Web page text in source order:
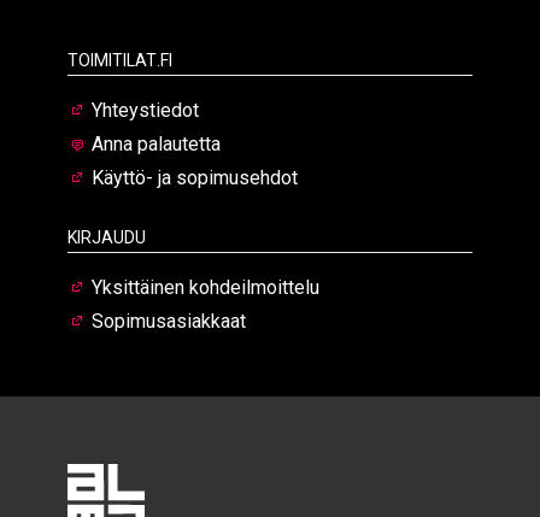
Toimitilat.fi
Yhteystiedot
Anna palautetta
Käyttö- ja sopimusehdot
Kirjaudu
Yksittäinen kohdeilmoittelu
Sopimusasiakkaat